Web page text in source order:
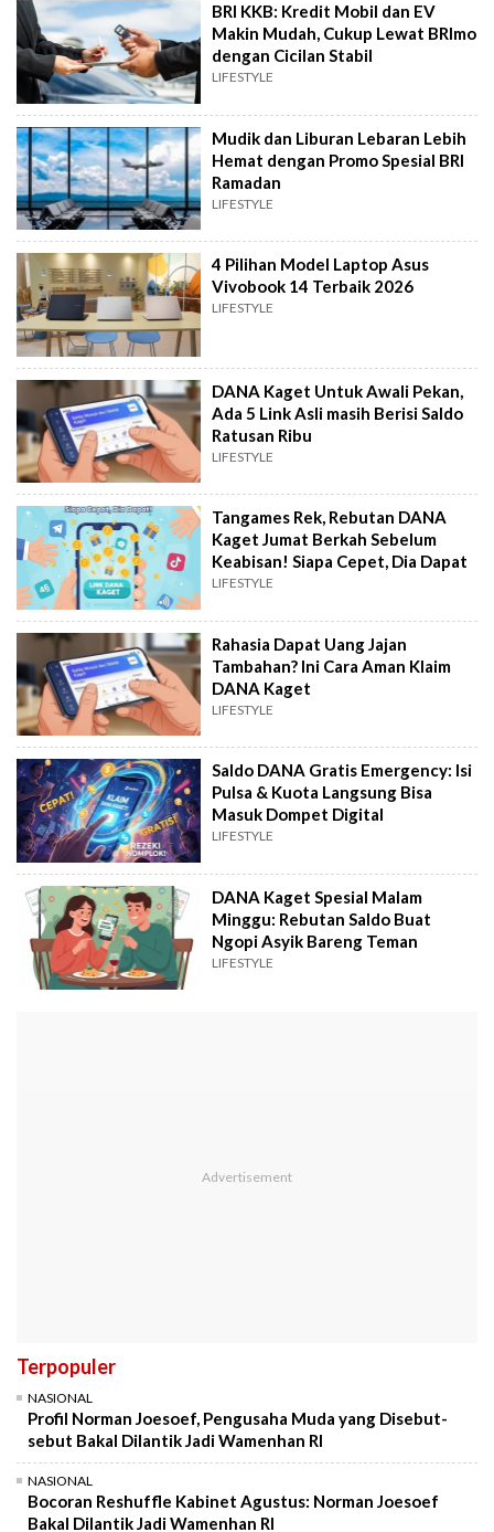
BRI KKB: Kredit Mobil dan EV
Makin Mudah, Cukup Lewat BRImo
dengan Cicilan Stabil
LIFESTYLE
Mudik dan Liburan Lebaran Lebih
Hemat dengan Promo Spesial BRI
Ramadan
LIFESTYLE
4 Pilihan Model Laptop Asus
Vivobook 14 Terbaik 2026
LIFESTYLE
DANA Kaget Untuk Awali Pekan,
Ada 5 Link Asli masih Berisi Saldo
Ratusan Ribu
LIFESTYLE
Tangames Rek, Rebutan DANA
Kaget Jumat Berkah Sebelum
Keabisan! Siapa Cepet, Dia Dapat
LIFESTYLE
Rahasia Dapat Uang Jajan
Tambahan? Ini Cara Aman Klaim
DANA Kaget
LIFESTYLE
Saldo DANA Gratis Emergency: Isi
Pulsa & Kuota Langsung Bisa
Masuk Dompet Digital
LIFESTYLE
DANA Kaget Spesial Malam
Minggu: Rebutan Saldo Buat
Ngopi Asyik Bareng Teman
LIFESTYLE
Terpopuler
NASIONAL
Profil Norman Joesoef, Pengusaha Muda yang Disebut-
sebut Bakal Dilantik Jadi Wamenhan RI
NASIONAL
Bocoran Reshuffle Kabinet Agustus: Norman Joesoef
Bakal Dilantik Jadi Wamenhan RI